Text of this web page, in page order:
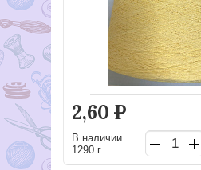
2,60 Р
В наличии
1290 г.